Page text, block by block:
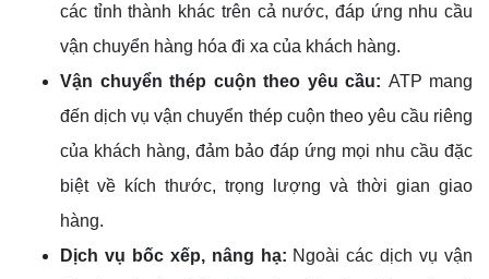
các tỉnh thành khác trên cả nước, đáp ứng nhu cầu
vận chuyển hàng hóa đi xa của khách hàng.
Vận chuyển thép cuộn theo yêu cầu: ATP mang
đến dịch vụ vận chuyển thép cuộn theo yêu cầu riêng
của khách hàng, đảm bảo đáp ứng mọi nhu cầu đặc
biệt về kích thước, trọng lượng và thời gian giao
hàng.
Dịch vụ bốc xếp, nâng hạ: Ngoài các dịch vụ vận